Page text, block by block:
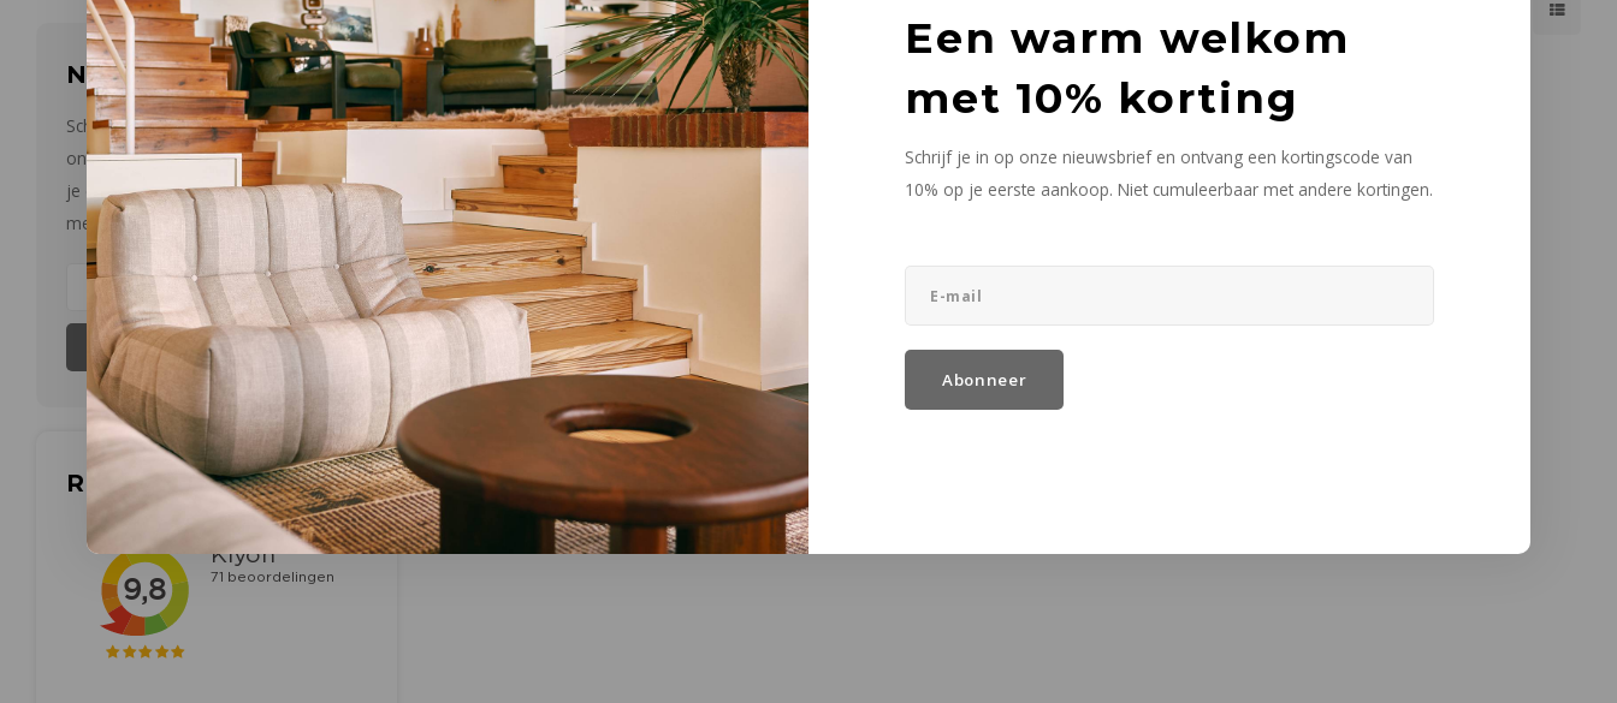
Een warm welkom
met 10% korting
Schrijf je in op onze nieuwsbrief en ontvang een kortingscode van
10% op je eerste aankoop. Niet cumuleerbaar met andere kortingen.
Abonneer
Nieuwsbrief
Schrijf je in op onze nieuwsbrief en
ontvang een kortingscode van 10% op
je eerste aankoop. Niet cumuleerbaar
met andere kortingen.
Abonneer
Reviews
Meest bekeken